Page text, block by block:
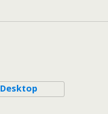
Desktop